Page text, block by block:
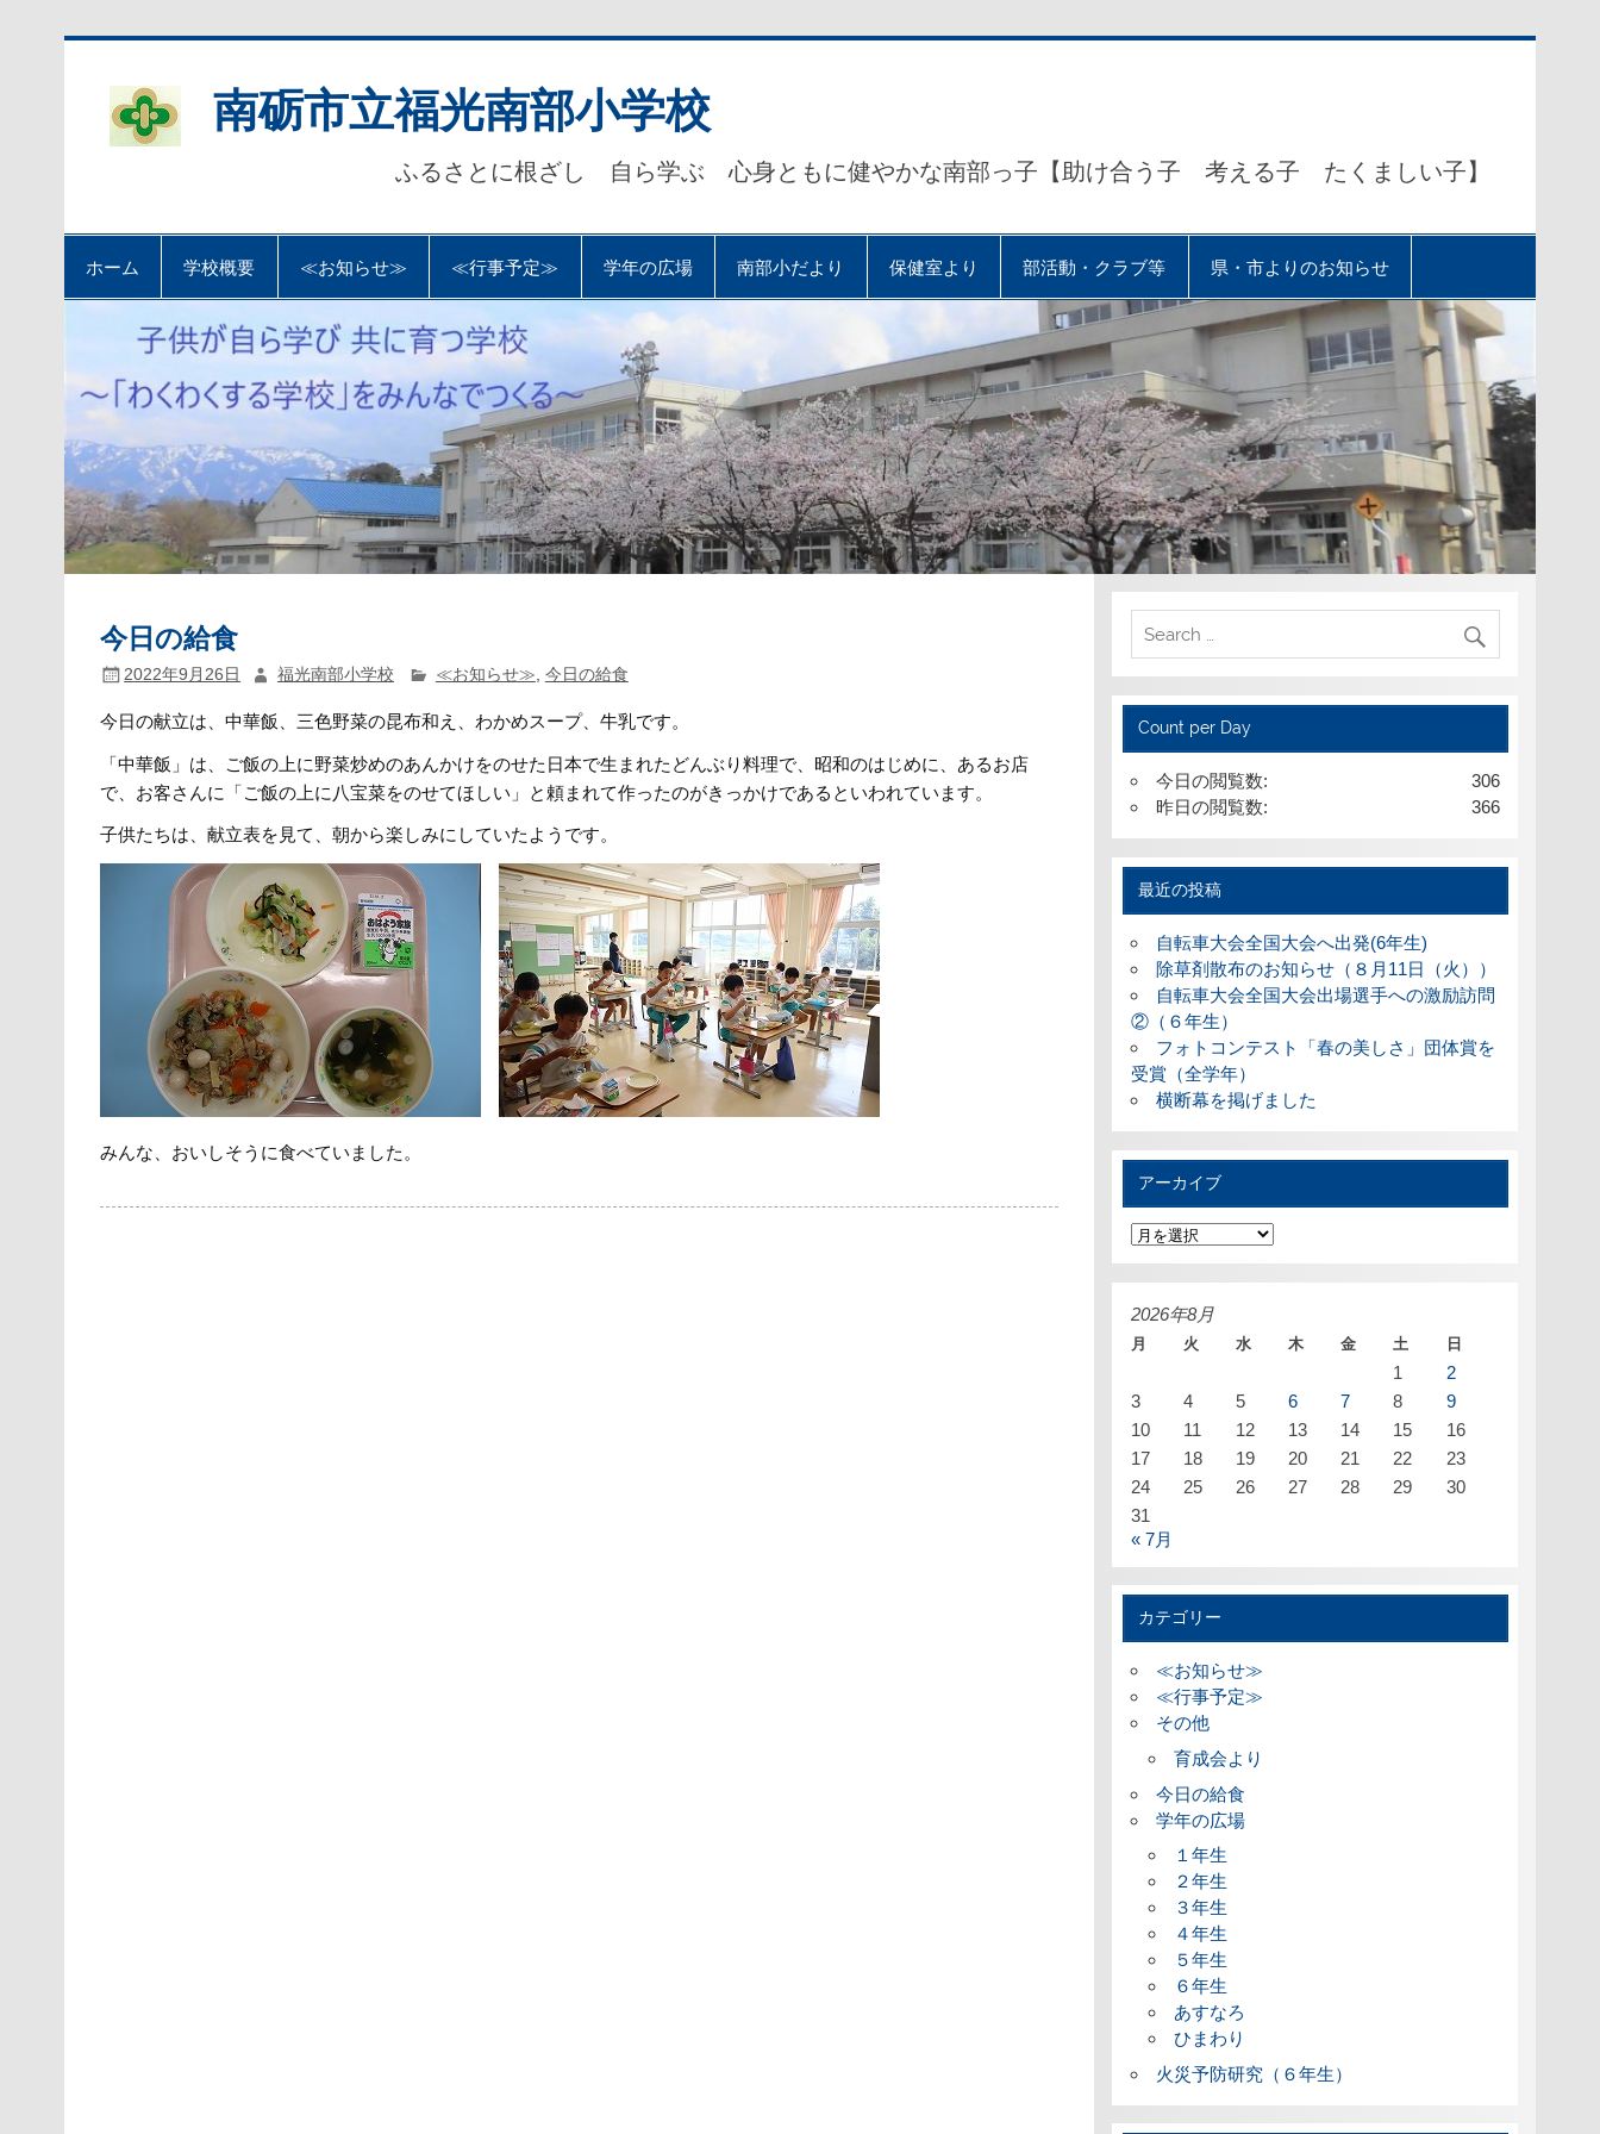
南砺市立福光南部小学校
ふるさとに根ざし 自ら学ぶ 心身ともに健やかな南部っ子【助け合う子 考える子 たくましい子】
ホーム 学校概要 ≪お知らせ≫ ≪行事予定≫ 学年の広場 南部小だより 保健室より 部活動・クラブ等 県・市よりのお知らせ
今日の給食
2022年9月26日 福光南部小学校 ≪お知らせ≫ 今日の給食
今日の献立は、中華飯、三色野菜の昆布和え、わかめスープ、牛乳です。
「中華飯」は、ご飯の上に野菜炒めのあんかけをのせた日本で生まれたどんぶり料理で、昭和のはじめに、あるお店
で、お客さんに「ご飯の上に八宝菜をのせてほしい」と頼まれて作ったのがきっかけであるといわれています。
子供たちは、献立表を見て、朝から楽しみにしていたようです。
みんな、おいしそうに食べていました。
Count per Day
306
今日の閲覧数:
366
昨日の閲覧数:
最近の投稿
自転車大会全国大会へ出発(6年生)
除草剤散布のお知らせ（８月11日（火））
自転車大会全国大会出場選手への激励訪問
②（６年生）
フォトコンテスト「春の美しさ」団体賞を
受賞（全学年）
横断幕を掲げました
アーカイブ
ア
ー
カ
イ
2026年8月
月 火 水 木 金 土 日
1
2
3
4 5 6 7 8
9
10
11 12 13 14 15
16
17
18 19 20 21 22
23
24
25 26 27 28 29
30
31
« 7月
カテゴリー
≪お知らせ≫
≪行事予定≫
その他
育成会より
今日の給食
学年の広場
１年生
２年生
３年生
４年生
５年生
６年生
あすなろ
ひまわり
火災予防研究（６年生）